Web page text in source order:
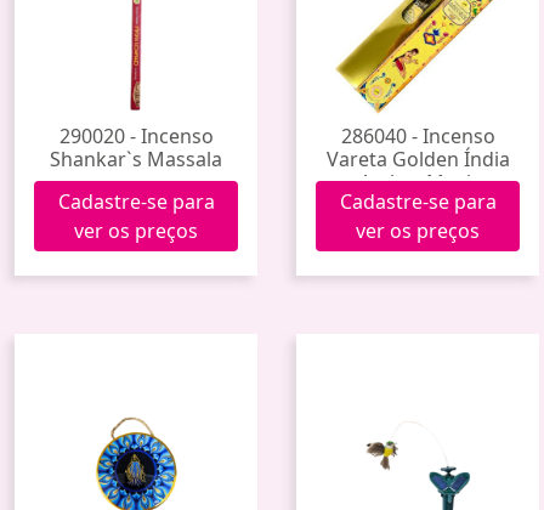
290020 - Incenso
Shankar`s Massala
Cadastre-se para
ver os preços
286040 - Incenso
Vareta Golden Índia
Amber Musk
Cadastre-se para
ver os preços